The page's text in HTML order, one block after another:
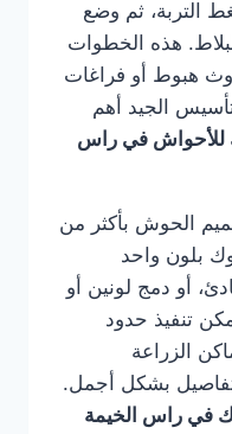
التربة، ثم وضع
هذه الخطوات
هبوط أو فراغات
الجيد أهم
للأحواش في راس
الحوش بأكثر من
بلون واحد
أو دمج لونين أو
تنفيذ حدود
الزراعة
بشكل أجمل.
في راس الخيمة